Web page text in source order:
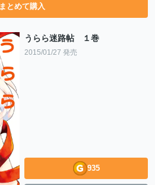
まとめて購入
うらら迷路帖 １巻
2015/01/27 発売
935